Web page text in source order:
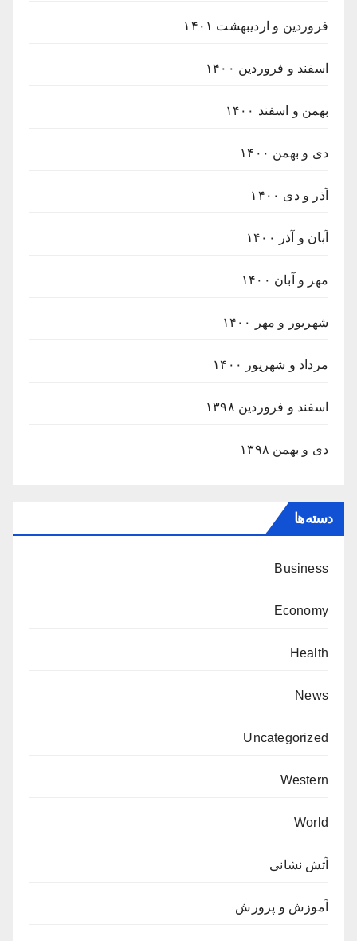
فروردین و اردیبهشت ۱۴۰۱
اسفند و فروردین ۱۴۰۰
بهمن و اسفند ۱۴۰۰
دی و بهمن ۱۴۰۰
آذر و دی ۱۴۰۰
آبان و آذر ۱۴۰۰
مهر و آبان ۱۴۰۰
شهریور و مهر ۱۴۰۰
مرداد و شهریور ۱۴۰۰
اسفند و فروردین ۱۳۹۸
دی و بهمن ۱۳۹۸
دسته‌ها
Business
Economy
Health
News
Uncategorized
Western
World
آتش نشانی
آموزش و پرورش